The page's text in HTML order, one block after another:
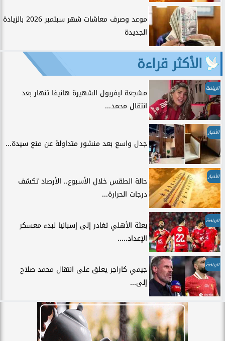
موعد وصرف معاشات شهر سبتمبر 2026 بالزيادة
الجديدة
الأكثر قراءة
الرياضة
مشجعة ليفربول الشهيرة هانيفا تنهار بعد
انتقال محمد...
الأخبار
جدل واسع بعد منشور متداولة عن منع سيدة...
الأخبار
حالة الطقس خلال الأسبوع.. الأرصاد تكشف
درجات الحرارة...
الرياضة
بعثة الأهلي تغادر إلى إسبانيا لبدء معسكر
الإعداد.....
الرياضة
جيمي كاراجر يعلق على انتقال محمد صلاح
إلى...